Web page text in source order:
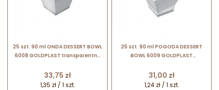
25 szt. 90 ml ONDA DESSERT BOWL
6008 GOLDPLAST transparentny
Cena
33,75 zł
1,35 zł / 1 szt.
25 szt. 90 ml POGODA DESSERT
BOWL 6009 GOLDPLAST
desery
Cena
31,00 zł
1,24 zł / 1 szt.